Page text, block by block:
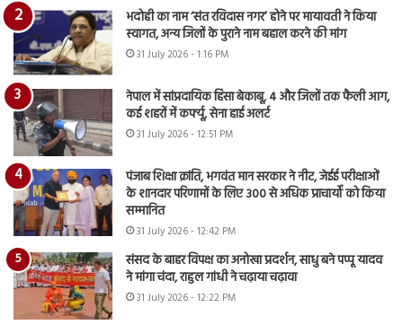
भदोही का नाम ‘संत रविदास नगर’ होने पर मायावती ने किया
स्वागत, अन्य जिलों के पुराने नाम बहाल करने की मांग
31 July 2026 - 1:16 PM
नेपाल में सांप्रदायिक हिंसा बेकाबू, 4 और जिलों तक फैली आग,
कई शहरों में कर्फ्यू, सेना हाई अलर्ट
31 July 2026 - 12:51 PM
पंजाब शिक्षा क्रांति, भगवंत मान सरकार ने नीट, जेईई परीक्षाओं
के शानदार परिणामों के लिए 300 से अधिक प्राचार्यों को किया
सम्मानित
31 July 2026 - 12:42 PM
संसद के बाहर विपक्ष का अनोखा प्रदर्शन, साधु बने पप्पू यादव
ने मांगा चंदा, राहुल गांधी ने चढ़ाया चढ़ावा
31 July 2026 - 12:22 PM